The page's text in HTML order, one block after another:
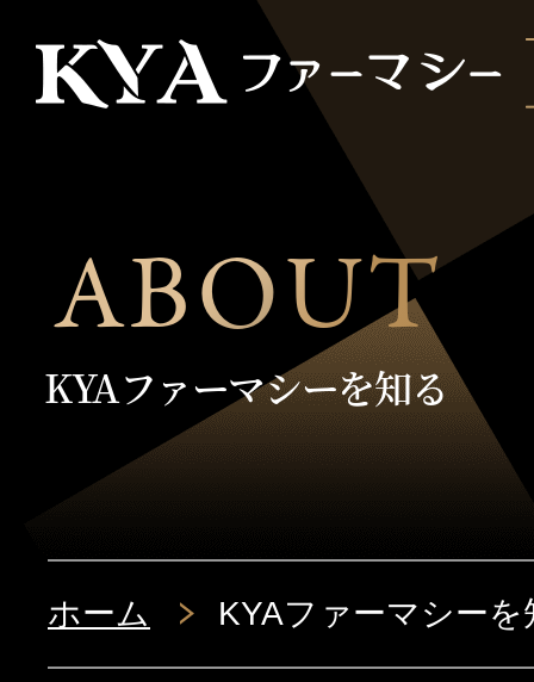
ABOUT
KYAファーマシーを知る
ホーム KYAファーマシーを
エントリー
ホーム
KYAファーマシ